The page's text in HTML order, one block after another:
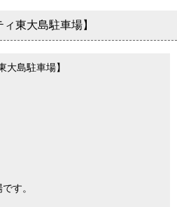
東大島駐車場】
大島駐車場】
す。